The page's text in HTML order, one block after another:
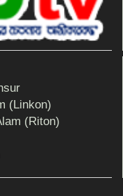
গ্রেফতারের দাবিতে
যাবজ্জীবন কারাদণ্ড
(Linkon)
(Riton)